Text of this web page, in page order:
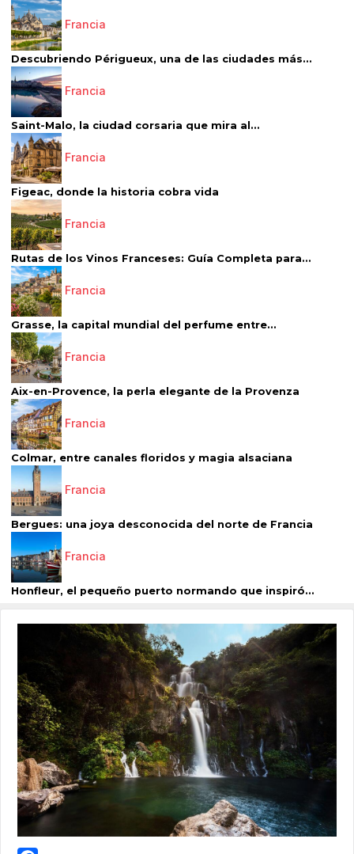
Francia
Descubriendo Périgueux, una de las ciudades más...
Francia
Saint-Malo, la ciudad corsaria que mira al...
Francia
Figeac, donde la historia cobra vida
Francia
Rutas de los Vinos Franceses: Guía Completa para...
Francia
Grasse, la capital mundial del perfume entre...
Francia
Aix-en-Provence, la perla elegante de la Provenza
Francia
Colmar, entre canales floridos y magia alsaciana
Francia
Bergues: una joya desconocida del norte de Francia
Francia
Honfleur, el pequeño puerto normando que inspiró...